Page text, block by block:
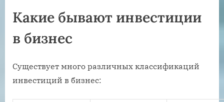
Какие бывают инвестиции
в бизнес
Существует много различных классификаций
инвестиций в бизнес: